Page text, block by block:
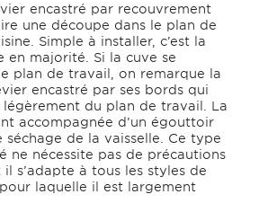
encastré par recouvrement
une découpe dans le plan de
Simple à installer, c’est la
en majorité. Si la cuve se
plan de travail, on remarque la
encastré par ses bords qui
légèrement du plan de travail. La
accompagnée d’un égouttoir
de la vaisselle. Ce type
ne nécessite pas de précautions
s’adapte à tous les styles de
laquelle il est largement